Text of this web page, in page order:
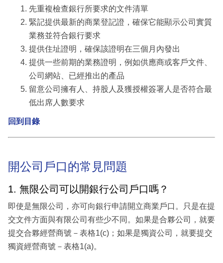
先重複檢查銀行所要求的文件清單
緊記提供最新的商業登記證，確保它能顯示公司實質
業務並符合銀行要求
提供住址證明，確保該證明在三個月內發出
提供一些前期的業務證明，例如供應商或客戶文件、
公司網站、已經推出的產品
留意公司擁有人、持股人及獲授權簽署人是否符合最
低出席人數要求
回到目錄
開公司戶口的常見問題
1. 無限公司可以開銀行公司戶口嗎？
即使是無限公司，亦可向銀行申請開立商業戶口。只是在提
交文件方面與有限公司有些少不同。如果是合夥公司，就要
提交合夥經營商號－表格1(c)；如果是獨資公司，就要提交
獨資經營商號－表格1(a)。